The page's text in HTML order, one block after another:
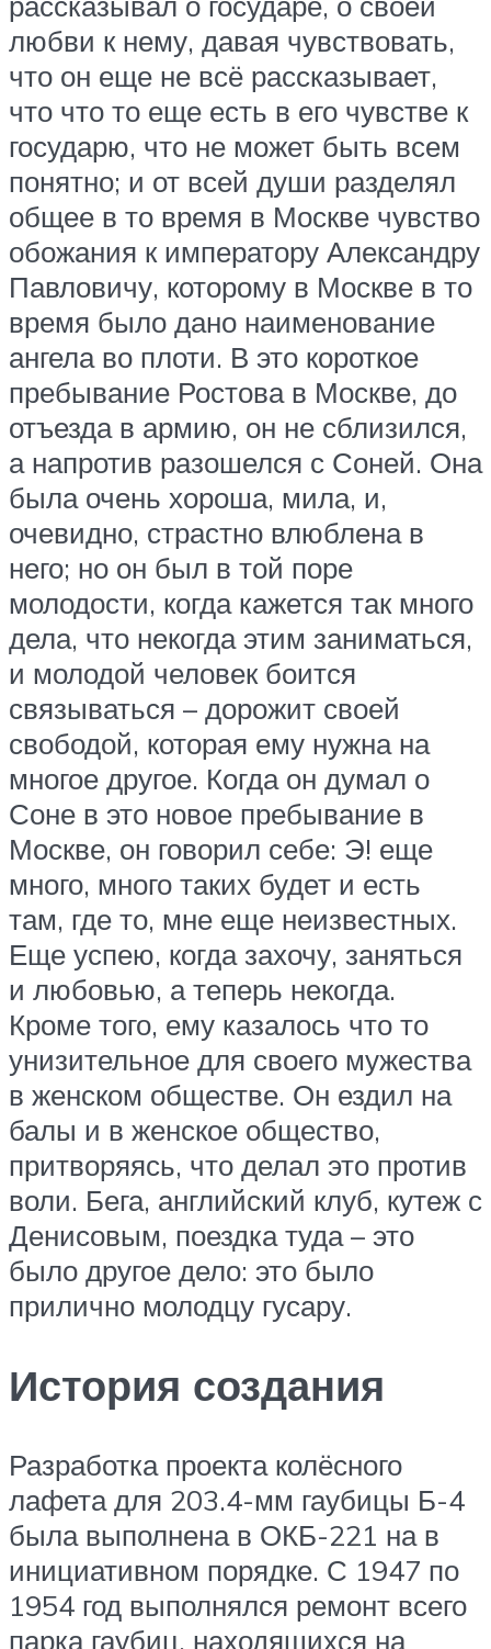
любви к нему, давая чувствовать,
что он еще не всё рассказывает,
что что то еще есть в его чувстве к
государю, что не может быть всем
понятно; и от всей души разделял
общее в то время в Москве чувство
обожания к императору Александру
Павловичу, которому в Москве в то
время было дано наименование
ангела во плоти. В это короткое
пребывание Ростова в Москве, до
отъезда в армию, он не сблизился,
а напротив разошелся с Соней. Она
была очень хороша, мила, и,
очевидно, страстно влюблена в
него; но он был в той поре
молодости, когда кажется так много
дела, что некогда этим заниматься,
и молодой человек боится
связываться – дорожит своей
свободой, которая ему нужна на
многое другое. Когда он думал о
Соне в это новое пребывание в
Москве, он говорил себе: Э! еще
много, много таких будет и есть
там, где то, мне еще неизвестных.
Еще успею, когда захочу, заняться
и любовью, а теперь некогда.
Кроме того, ему казалось что то
унизительное для своего мужества
в женском обществе. Он ездил на
балы и в женское общество,
притворяясь, что делал это против
воли. Бега, английский клуб, кутеж с
Денисовым, поездка туда – это
было другое дело: это было
прилично молодцу гусару.
История создания
Разработка проекта колёсного
лафета для 203.4-мм гаубицы Б-4
была выполнена в ОКБ-221 на в
инициативном порядке. С 1947 по
1954 год выполнялся ремонт всего
парка гаубиц, находящихся на